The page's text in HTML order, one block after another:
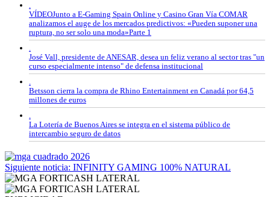
.
VÍDEOJunto a E-Gaming Spain Online y Casino Gran Vía COMAR
analizamos el auge de los mercados predictivos: «Pueden suponer una
ruptura, no ser solo una moda»Parte 1
.
José Vall, presidente de ANESAR, desea un feliz verano al sector tras "un
curso especialmente intenso" de defensa institucional
.
Betsson cierra la compra de Rhino Entertainment en Canadá por 64,5
millones de euros
.
La Lotería de Buenos Aires se integra en el sistema público de
intercambio seguro de datos
Siguiente noticia: INFINITY GAMING 100% NATURAL